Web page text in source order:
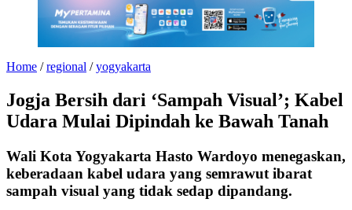
Home /regional /yogyakarta
Jogja Bersih dari ‘Sampah Visual’; Kabel
Udara Mulai Dipindah ke Bawah Tanah
Wali Kota Yogyakarta Hasto Wardoyo menegaskan,
keberadaan kabel udara yang semrawut ibarat
sampah visual yang tidak sedap dipandang.